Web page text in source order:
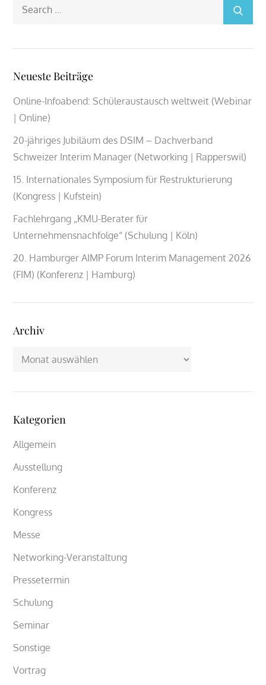
Neueste Beiträge
Online-Infoabend: Schüleraustausch weltweit (Webinar
| Online)
20-jähriges Jubiläum des DSIM – Dachverband
Schweizer Interim Manager (Networking | Rapperswil)
15. Internationales Symposium für Restrukturierung
(Kongress | Kufstein)
Fachlehrgang „KMU-Berater für
Unternehmensnachfolge“ (Schulung | Köln)
20. Hamburger AIMP Forum Interim Management 2026
(FIM) (Konferenz | Hamburg)
Archiv
Archiv
Kategorien
Allgemein
Ausstellung
Konferenz
Kongress
Messe
Networking-Veranstaltung
Pressetermin
Schulung
Seminar
Sonstige
Vortrag